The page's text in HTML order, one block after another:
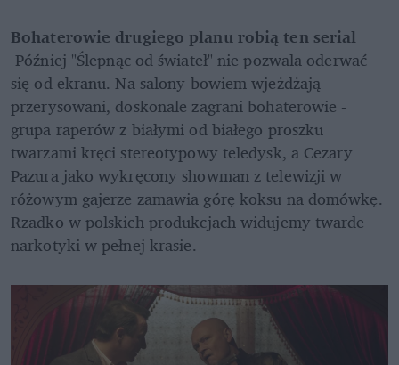
Bohaterowie drugiego planu robią ten serial
Później "Ślepnąc od świateł" nie pozwala oderwać
się od ekranu. Na salony bowiem wjeżdżają
przerysowani, doskonale zagrani bohaterowie -
grupa raperów z białymi od białego proszku
twarzami kręci stereotypowy teledysk, a Cezary
Pazura jako wykręcony showman z telewizji w
różowym gajerze zamawia górę koksu na domówkę.
Rzadko w polskich produkcjach widujemy twarde
narkotyki w pełnej krasie.